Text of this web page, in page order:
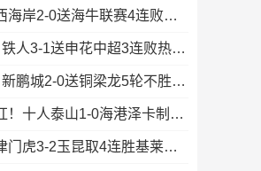
笑傲德比！西海岸2-0送海牛联赛4连败海牛仍垫底西海岸升至第二
近3轮首胜！铁人3-1送申花中超3连败热菲尼奥双响邦本宜裕传射
终结2连败！新鹏城2-0送铜梁龙5轮不胜37岁姜至鹏破门韦斯利建功
换帅后开门红！十人泰山1-0海港泽卡制胜于金永扑点海港三球被吹
让二追三！津门虎3-2玉昆取4连胜基莱斯读秒绝杀萨尔瓦多破门